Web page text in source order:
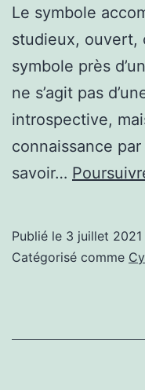
Le symbole
studieux, ouvert,
symbole près
ne s’agit pas
introspective,
connaissance
savoir…
Publié le 3 juillet 2021
Catégorisé comme